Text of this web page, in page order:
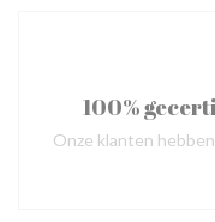
100%
Onze klanten